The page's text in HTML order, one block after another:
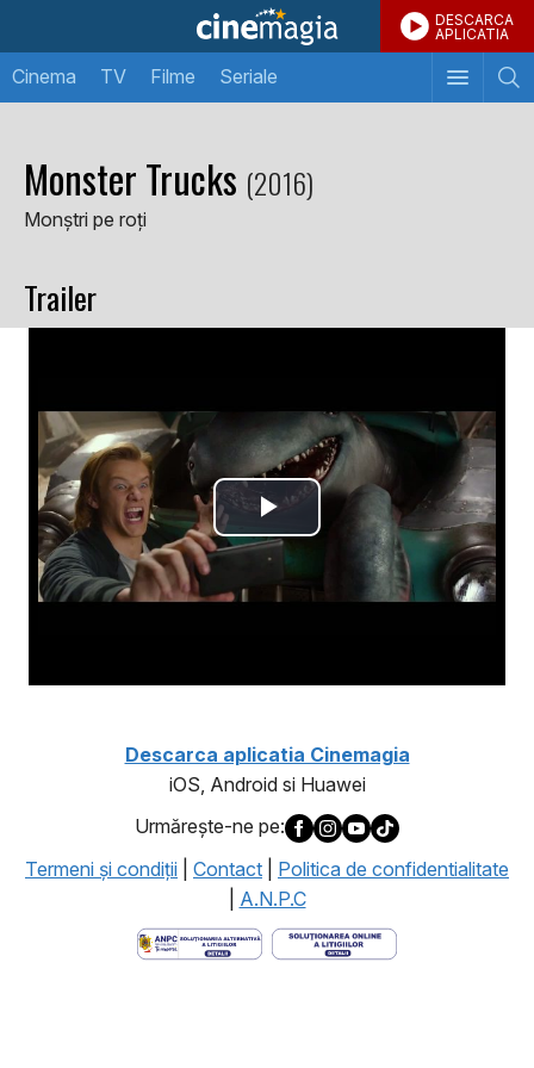
DESCARCA
APLICATIA
Cinema TV Filme Seriale
Monster Trucks (2016)
Monștri pe roți
Trailer
Descarca aplicatia Cinemagia
iOS, Android si Huawei
Urmăreşte-ne pe:
Termeni şi condiţii
Contact
Politica de confidentialitate
A.N.P.C